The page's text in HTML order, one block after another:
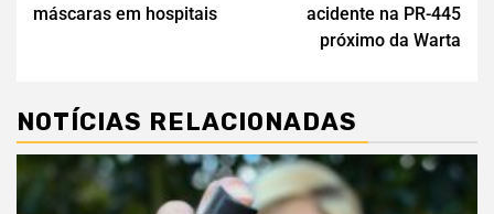
máscaras em hospitais
acidente na PR-445
próximo da Warta
NOTÍCIAS RELACIONADAS